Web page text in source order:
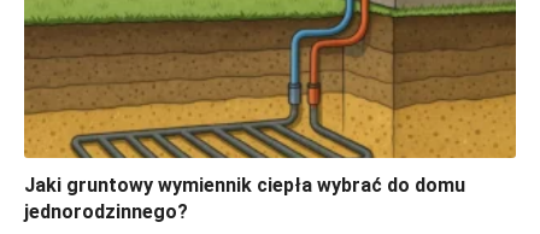
Jaki gruntowy wymiennik ciepła wybrać do domu
jednorodzinnego?